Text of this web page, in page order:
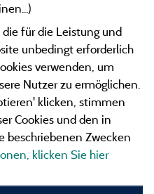
für die Leistung und
unbedingt erforderlich
verwenden, um
Nutzer zu ermöglichen.
klicken, stimmen
Cookies und den in
beschriebenen Zwecken
klicken Sie hier